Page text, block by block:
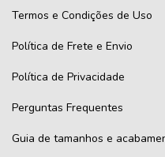
Termos e Condições de Uso
Política de Frete e Envio
Política de Privacidade
Perguntas Frequentes
Guia de tamanhos e